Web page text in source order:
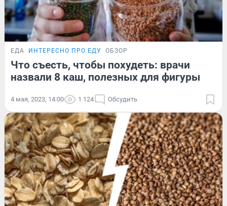
ЕДА ИНТЕРЕСНО ПРО ЕДУ ОБЗОР
Что съесть, чтобы похудеть: врачи
назвали 8 каш, полезных для фигуры
4 мая, 2023, 14:00 1 124 Обсудить